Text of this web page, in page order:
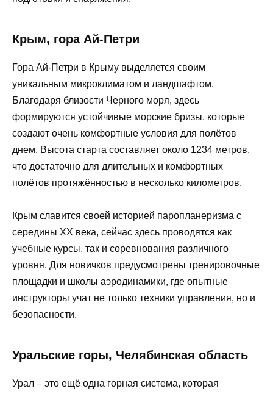
Крым, гора Ай-Петри
Гора Ай-Петри в Крыму выделяется своим
уникальным микроклиматом и ландшафтом.
Благодаря близости Черного моря, здесь
формируются устойчивые морские бризы, которые
создают очень комфортные условия для полётов
днем. Высота старта составляет около 1234 метров,
что достаточно для длительных и комфортных
полётов протяжённостью в несколько километров.
Крым славится своей историей паропланеризма с
середины XX века, сейчас здесь проводятся как
учебные курсы, так и соревнования различного
уровня. Для новичков предусмотрены тренировочные
площадки и школы аэродинамики, где опытные
инструкторы учат не только техники управления, но и
безопасности.
Уральские горы, Челябинская область
Урал – это ещё одна горная система, которая